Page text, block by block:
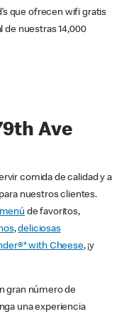
que ofrecen wifi gratis
de nuestras 14,000
Ave
comida de calidad y a
nuestros clientes.
menú de favoritos,
,deliciosas
with Cheese, ¡y
gran número de
una experiencia